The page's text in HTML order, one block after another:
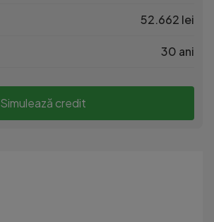
52.662 lei
30 ani
Simulează credit